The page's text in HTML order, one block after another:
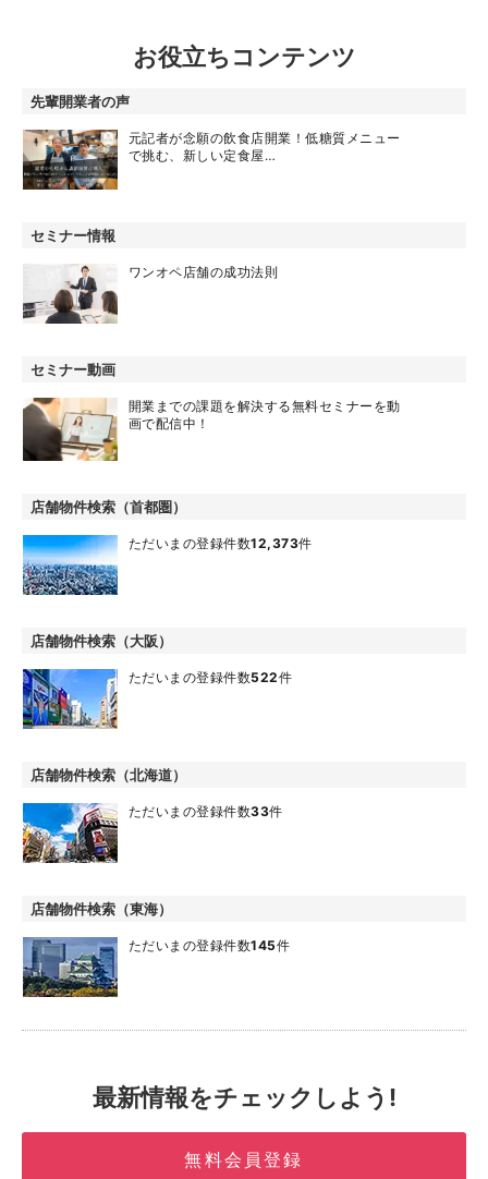
お役立ちコンテンツ
先輩開業者の声
元記者が念願の飲食店開業！低糖質メニュー
で挑む、新しい定食屋…
セミナー情報
ワンオペ店舗の成功法則
セミナー動画
開業までの課題を解決する無料セミナーを動
画で配信中！
店舗物件検索（首都圏）
ただいまの登録件数12,373件
店舗物件検索（大阪）
ただいまの登録件数522件
店舗物件検索（北海道）
ただいまの登録件数33件
店舗物件検索（東海）
ただいまの登録件数145件
最新情報をチェックしよう!
無料会員登録